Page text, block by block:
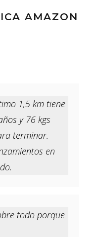
AMAZON
1,5 km tiene
y 76 kgs
terminar.
en
todo porque